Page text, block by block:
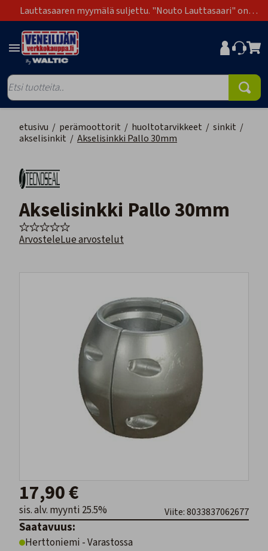
Lauttasaaren myymälä suljettu. "Nouto Lauttasaari" on
poistunut toimitustapavaihtoehdoista.
etusivu / perämoottorit / huoltotarvikkeet / sinkit /
akselisinkit / Akselisinkki Pallo 30mm
Akselisinkki Pallo 30mm
ArvosteleLue arvostelut
17,90 €
sis. alv. myynti 25.5% Viite: 8033837062677
Saatavuus:
Herttoniemi - Varastossa